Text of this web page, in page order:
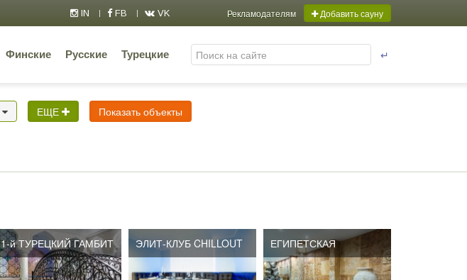
IN FB VK Добавить сауну
Рекламодателям
Финские Русские Турецкие ↵
ЕЩЕ Показать объекты
1-й ТУРЕЦКИЙ ГАМБИТ ЭЛИТ-КЛУБ CHILLOUT ЕГИПЕТСКАЯ